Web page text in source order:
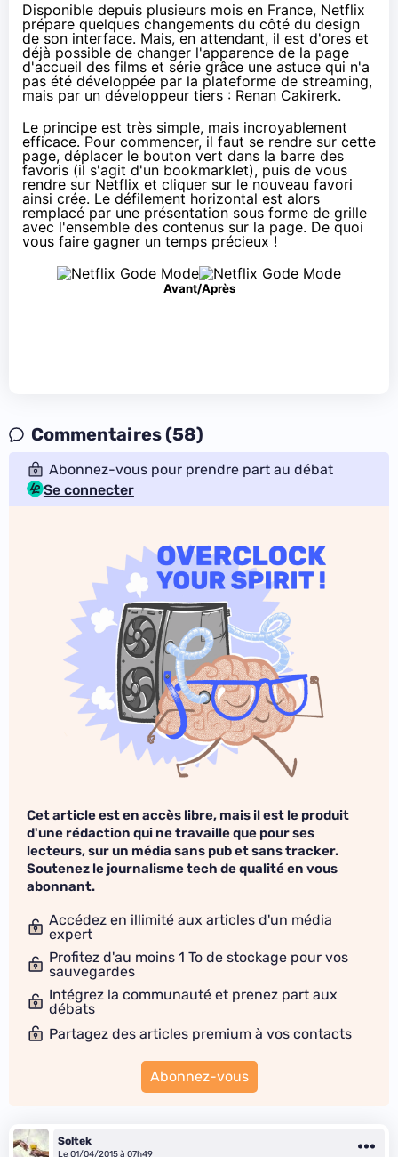
Disponible depuis plusieurs mois en France, Netflix
prépare quelques changements du côté du design
de son interface. Mais, en attendant, il est d'ores et
déjà possible de changer l'apparence de la page
d'accueil des films et série grâce une astuce qui n'a
pas été développée par la plateforme de streaming,
mais par un développeur tiers : Renan Cakirerk.
Le principe est très simple, mais incroyablement
efficace. Pour commencer, il faut se rendre sur cette
page, déplacer le bouton vert dans la barre des
favoris (il s'agit d'un bookmarklet), puis de vous
rendre sur Netflix et cliquer sur le nouveau favori
ainsi crée. Le défilement horizontal est alors
remplacé par une présentation sous forme de grille
avec l'ensemble des contenus sur la page. De quoi
vous faire gagner un temps précieux !
Avant/Après
Commentaires (58)
Abonnez-vous pour prendre part au débat
Se connecter
Cet article est en accès libre, mais il est le produit
d'une rédaction qui ne travaille que pour ses
lecteurs, sur un média sans pub et sans tracker.
Soutenez le journalisme tech de qualité en vous
abonnant.
Accédez en illimité aux articles d'un média
expert
Profitez d'au moins 1 To de stockage pour vos
sauvegardes
Intégrez la communauté et prenez part aux
débats
Partagez des articles premium à vos contacts
Abonnez-vous
Soltek
Le 01/04/2015 à 07h49